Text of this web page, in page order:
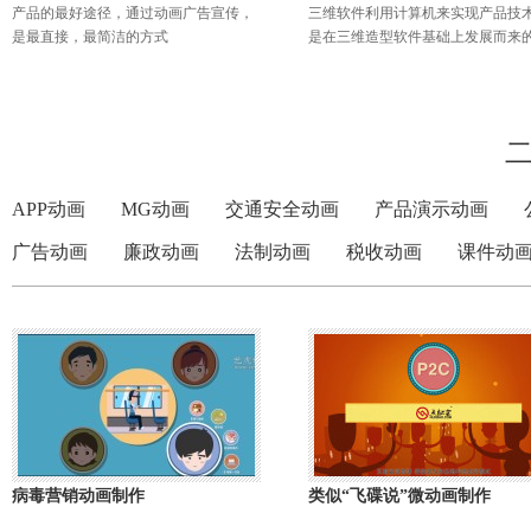
产品的最好途径，通过动画广告宣传，
是最直接，最简洁的方式
三维软件利用计算机来实现产品技
是在三维造型软件基础上发展而来
APP动画 MG动画 交通安全动画 产品演示动画
广告动画 廉政动画 法制动画 税收动画 课件动
病毒营销动画制作 类似“飞碟说”微动画制作